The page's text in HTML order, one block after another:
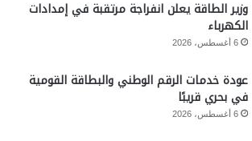
وزير الطاقة يعلن انفراجة مرتقبة في إمدادات
الكهرباء
6 أغسطس، 2026
عودة خدمات الرقم الوطني والبطاقة القومية
في بحري قريبًا
6 أغسطس، 2026